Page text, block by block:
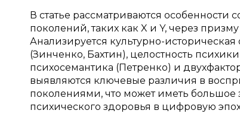
В статье рассматриваются особенности
поколений, таких как X и Y, через
Анализируется культурно-
(Зинченко, Бахтин), целостность
психосемантика (Петренко) и
выявляются ключевые различия в
поколениями, что может иметь
психического здоровья в цифровую